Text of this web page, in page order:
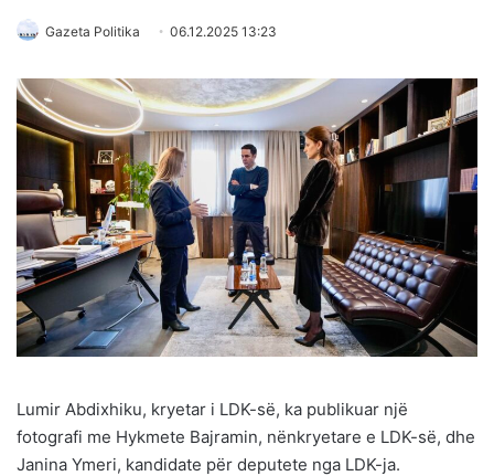
Gazeta Politika 06.12.2025 13:23
Lumir Abdixhiku, kryetar i LDK-së, ka publikuar një
fotografi me Hykmete Bajramin, nënkryetare e LDK-së, dhe
Janina Ymeri, kandidate për deputete nga LDK-ja.